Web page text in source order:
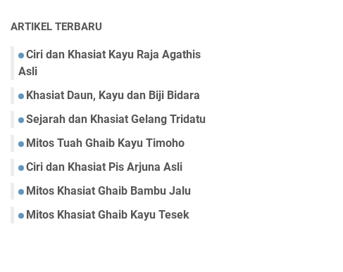
ARTIKEL TERBARU
Ciri dan Khasiat Kayu Raja Agathis
Asli
Khasiat Daun, Kayu dan Biji Bidara
Sejarah dan Khasiat Gelang Tridatu
Mitos Tuah Ghaib Kayu Timoho
Ciri dan Khasiat Pis Arjuna Asli
Mitos Khasiat Ghaib Bambu Jalu
Mitos Khasiat Ghaib Kayu Tesek